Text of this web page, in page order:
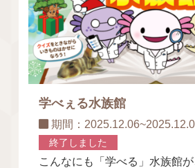
学べぇる水族館
期間：
終了しました
こんなにも「学べる」水族館